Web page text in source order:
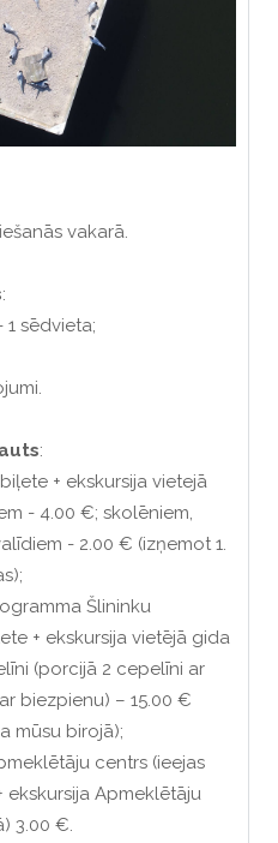
vakarā.
:
1 sēdvieta;
:
+ ekskursija vietejā
- 4.00 €; skolēniem,
- 2.00 € (izņemot 1.
Šlininku
+ ekskursija vietējā gida
(porcijā 2 cepelīni ar
biezpienu) – 15.00 €
mūsu birojā);
centrs (ieejas
ekskursija Apmeklētāju
3.00 €.